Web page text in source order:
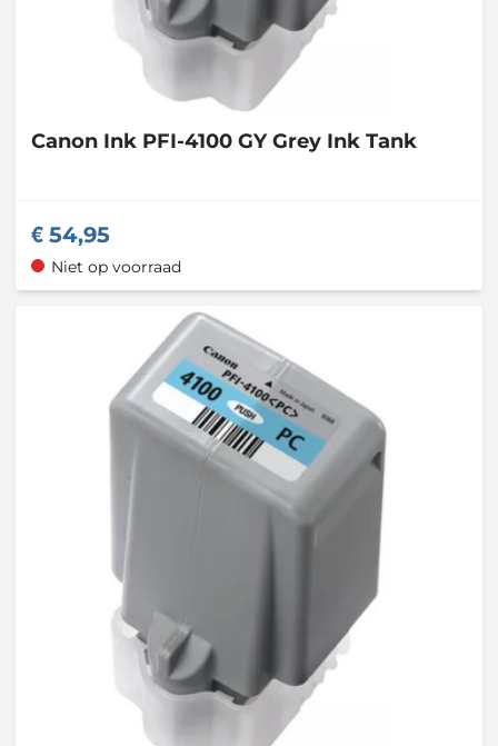
Canon Ink PFI-4100 GY Grey Ink Tank
54,95
Niet op voorraad